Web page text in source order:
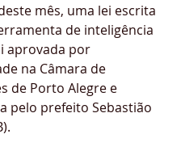
mês, uma lei escrita
de inteligência
aprovada por
na Câmara de
de Porto Alegre e
pelo prefeito Sebastião